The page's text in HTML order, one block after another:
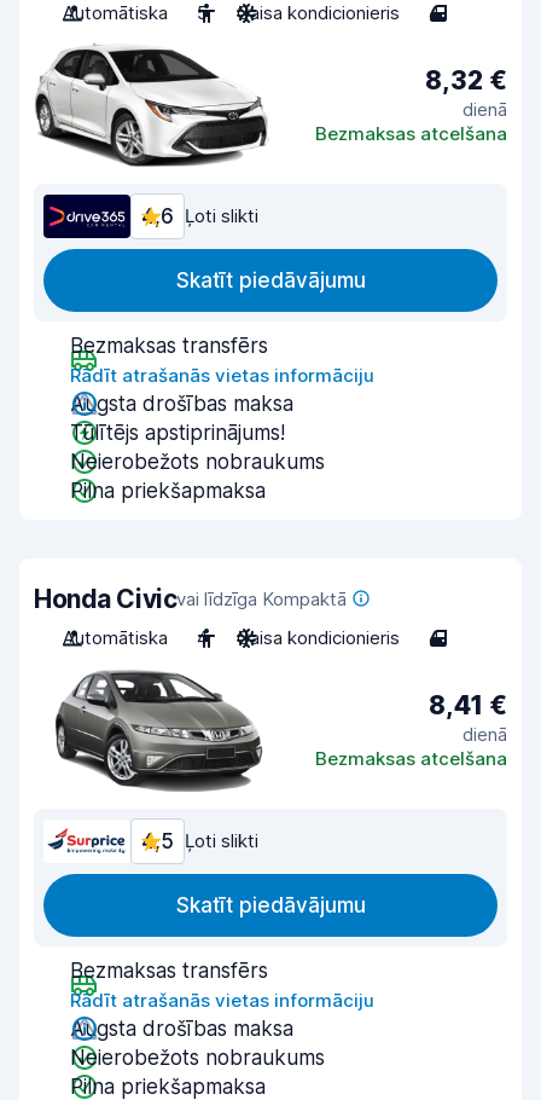
Automātiska
5 Gaisa kondicionieris 4
8,32 €
dienā
Bezmaksas atcelšana
4,6 Ļoti slikti
Skatīt piedāvājumu
Bezmaksas transfērs
Rādīt atrašanās vietas informāciju
Augsta drošības maksa
Tūlītējs apstiprinājums!
Neierobežots nobraukums
Pilna priekšapmaksa
Honda Civicvai līdzīga Kompaktā
Automātiska
4 Gaisa kondicionieris 4
8,41 €
dienā
Bezmaksas atcelšana
4,5 Ļoti slikti
Skatīt piedāvājumu
Bezmaksas transfērs
Rādīt atrašanās vietas informāciju
Augsta drošības maksa
Neierobežots nobraukums
Pilna priekšapmaksa